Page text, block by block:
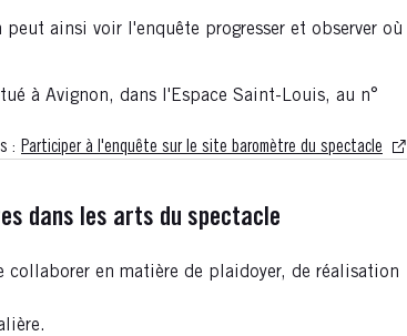
ainsi voir l'enquête progresser et observer où
à Avignon, dans l'Espace Saint-Louis, au n°
: Participer à l'enquête sur le site baromètre du spectacle
dans les arts du spectacle
collaborer en matière de plaidoyer, de réalisation